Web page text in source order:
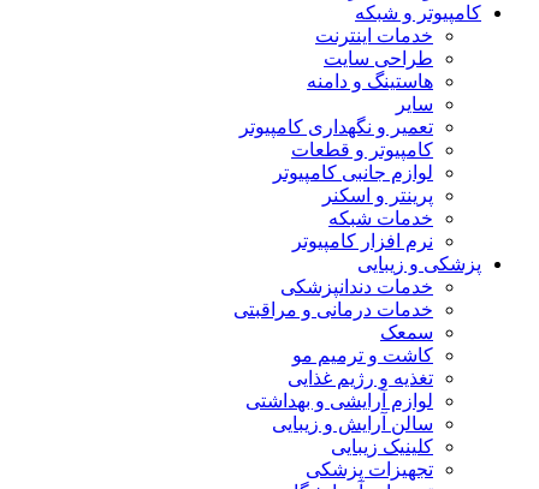
کامپیوتر و شبکه
خدمات اینترنت
طراحی سایت
هاستینگ و دامنه
سایر
تعمیر و نگهداری کامپیوتر
کامپیوتر و قطعات
لوازم جانبی کامپیوتر
پرینتر و اسکنر
خدمات شبکه
نرم افزار کامپیوتر
پزشکی و زیبایی
خدمات دندانپزشکی
خدمات درمانی و مراقبتی
سمعک
کاشت و ترمیم مو
تغذیه و رژیم غذایی
لوازم آرایشی و بهداشتی
سالن آرایش و زیبایی
کلینیک زیبایی
تجهیزات پزشکی